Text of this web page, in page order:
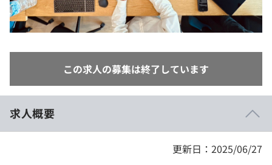
法人向けプラン
学校向けプラン
この求人の募集は終了しています
求人概要
更新日：2025/06/27